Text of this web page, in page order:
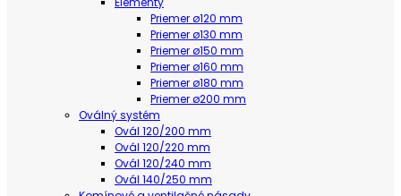
Priemer ø120 mm
Priemer ø130 mm
Priemer ø150 mm
Priemer ø160 mm
Priemer ø180 mm
Priemer ø200 mm
Oválný systém
Ovál 120/200 mm
Ovál 120/220 mm
Ovál 120/240 mm
Ovál 140/250 mm